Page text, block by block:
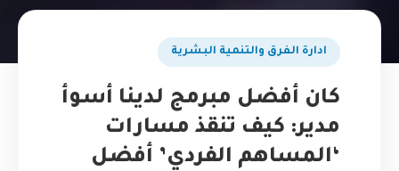
ادارة الفرق والتنمية البشرية
كان أفضل مبرمج لدينا أسوأ
مدير: كيف تنقذ مسارات
‘المساهم الفردي’ أفضل